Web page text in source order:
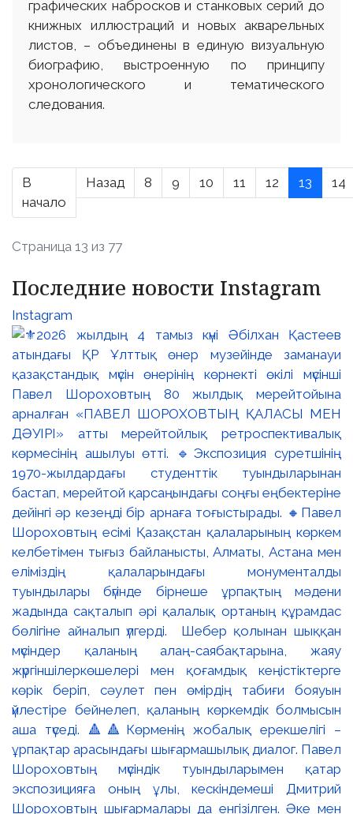
графических набросков и станковых серий до
книжных иллюстраций и новых акварельных
листов, – объединены в единую визуальную
биографию, выстроенную по принципу
хронологического и тематического
следования.
В
начало
Назад 8 9 10 11 12 13 14
Страница 13 из 77
Последние новости Instagram
Instagram